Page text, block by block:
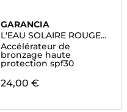
GARANCIA
L'EAU SOLAIRE ROUGE
METAMORPHOSANTE
Accélérateur de
bronzage haute
protection spf30
24,00 €